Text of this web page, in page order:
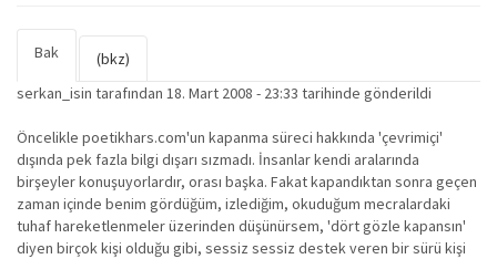
Birincil sekmeler
Bak
sekme)
(bkz)
serkan_isin tarafından 18. Mart 2008 - 23:33 tarihinde gönderildi
Öncelikle poetikhars.com'un kapanma süreci hakkında 'çevrimiçi'
dışında pek fazla bilgi dışarı sızmadı. İnsanlar kendi aralarında
birşeyler konuşuyorlardır, orası başka. Fakat kapandıktan sonra geçen
zaman içinde benim gördüğüm, izlediğim, okuduğum mecralardaki
tuhaf hareketlenmeler üzerinden düşünürsem, 'dört gözle kapansın'
diyen birçok kişi olduğu gibi, sessiz sessiz destek veren bir sürü kişi